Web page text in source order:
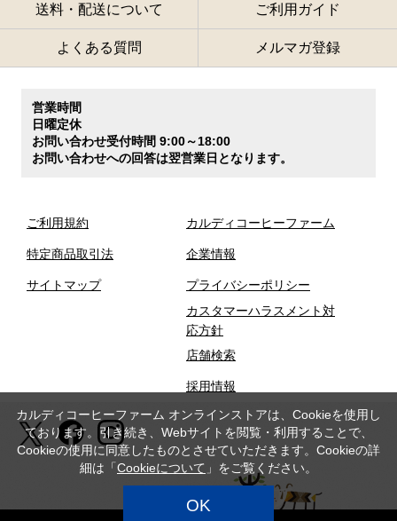
送料・配送について ご利用ガイド
よくある質問 メルマガ登録
営業時間
日曜定休
お問い合わせ受付時間 9:00～18:00
お問い合わせへの回答は翌営業日となります。
ご利用規約
特定商品取引法
サイトマップ
カルディコーヒーファーム
企業情報
プライバシーポリシー
カスタマーハラスメント対
応方針
店舗検索
採用情報
カルディコーヒーファーム オンラインストアは、Cookieを使用し
ております。引き続き、Webサイトを閲覧・利用することで、
Cookieの使用に同意したものとさせていただきます。Cookieの詳
細は「Cookieについて 」をご覧ください。
OK